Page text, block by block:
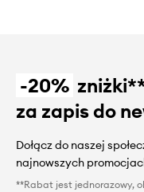
-20%
za zapis do
Dołącz do naszej
najnowszych
**Rabat jest jednorazowy,